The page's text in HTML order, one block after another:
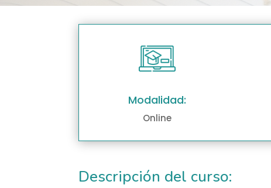
Modalidad:
Online
Descripción del curso: